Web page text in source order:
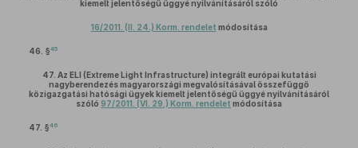
kiemelt jelentőségű üggyé nyilvánításáról szóló
16/2011. (II. 24.) Korm. rendelet módosítása
46. §45
47. Az ELI (Extreme Light Infrastructure) integrált európai kutatási
nagyberendezés magyarországi megvalósításával összefüggő
közigazgatási hatósági ügyek kiemelt jelentőségű üggyé nyilvánításáról
szóló 97/2011. (VI. 29.) Korm. rendelet módosítása
47. §46